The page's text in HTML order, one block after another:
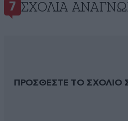
7 ΣΧΌΛΙΑ
ΠΡΟΣΘΕΣΤΕ ΤΟ ΣΧΟΛΙΟ